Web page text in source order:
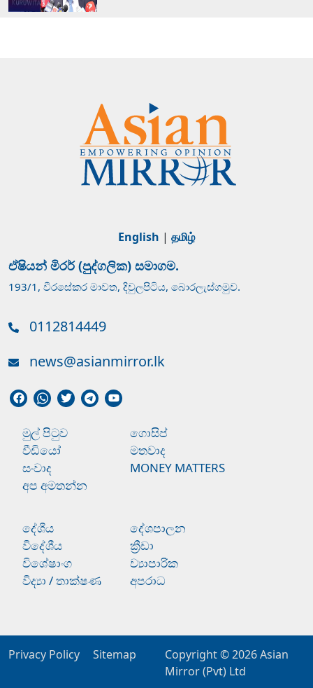
English | தமிழ்
ඒෂියන් මිරර් (පුද්ගලික) සමාගම.
193/1, වීරසේකර මාවත, දිවුලපිටිය, බොරලැස්ගමුව.
0112814449
news@asianmirror.lk
මුල් පිටුව
ගොසිප්
වීඩියෝ
මතවාද
සංවාද
MONEY MATTERS
අප අමතන්න
දේශීය
දේශපාලන
විදේශීය
ක්‍රීඩා
විශේෂාංග
ව්‍යාපාරික
විද්‍යා / තාක්ෂණ
අපරාධ
Privacy Policy Sitemap Copyright © 2026Asian
Mirror (Pvt) Ltd